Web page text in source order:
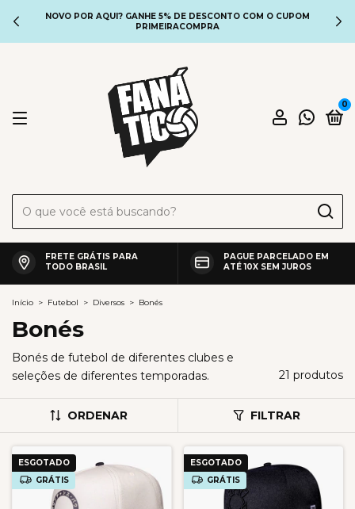
NOVO POR AQUI? GANHE 5% DE DESCONTO COM O CUPOM
PRIMEIRACOMPRA
0
FRETE GRÁTIS PARA
TODO BRASIL
PAGUE PARCELADO EM
ATÉ 10X SEM JUROS
Início > Futebol > Diversos > Bonés
Bonés
Bonés de futebol de diferentes clubes e
seleções de diferentes temporadas.
21 produtos
ORDENAR FILTRAR
ESGOTADO
GRÁTIS
ESGOTADO
GRÁTIS